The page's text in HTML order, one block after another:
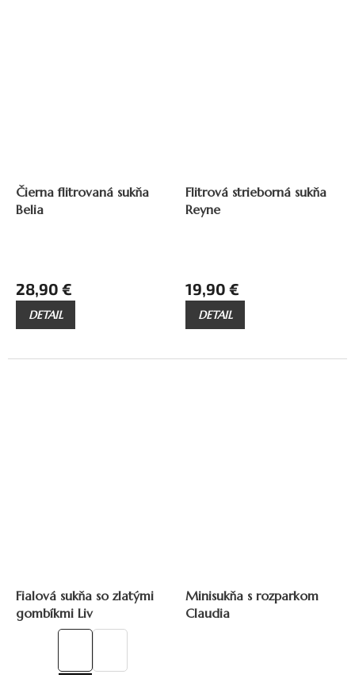
Čierna flitrovaná sukňa
Belia
28,90 €
DETAIL
Flitrová strieborná sukňa
Reyne
19,90 €
DETAIL
Fialová sukňa so zlatými
gombíkmi Liv
Minisukňa s rozparkom
Claudia